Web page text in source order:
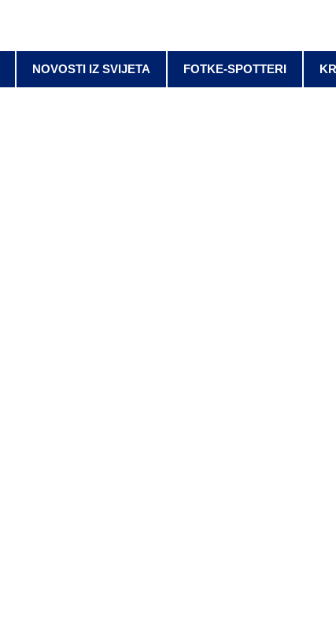
NOVOSTI IZ SVIJETA FOTKE-SPOTTERI